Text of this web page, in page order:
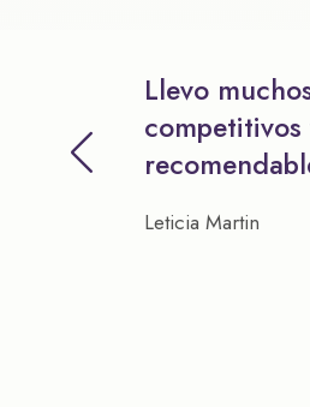
Llevo
Leticia Martin